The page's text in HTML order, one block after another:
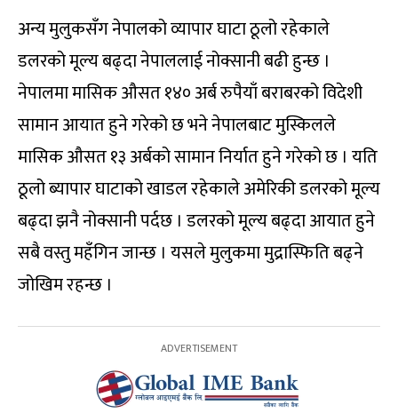
अन्य मुलुकसँग नेपालको व्यापार घाटा ठूलो रहेकाले
डलरको मूल्य बढ्दा नेपाललाई नोक्सानी बढी हुन्छ ।
नेपालमा मासिक औसत १४० अर्ब रुपैयाँ बराबरको विदेशी
सामान आयात हुने गरेको छ भने नेपालबाट मुस्किलले
मासिक औसत १३ अर्बको सामान निर्यात हुने गरेको छ । यति
ठूलो ब्यापार घाटाको खाडल रहेकाले अमेरिकी डलरको मूल्य
बढ्दा झनै नोक्सानी पर्दछ । डलरको मूल्य बढ्दा आयात हुने
सबै वस्तु महँगिन जान्छ । यसले मुलुकमा मुद्रास्फिति बढ्ने
जोखिम रहन्छ ।